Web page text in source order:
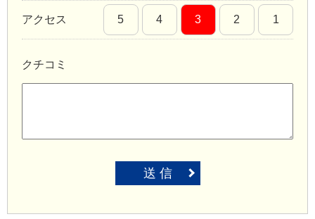
アクセス 5 4 3 2 1
クチコミ
送 信